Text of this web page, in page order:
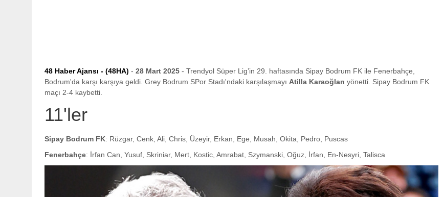
48 Haber Ajansı - (48HA) - 28 Mart 2025 - Trendyol Süper Lig’in 29. haftasında Sipay Bodrum FK ile Fenerbahçe,
Bodrum'da karşı karşıya geldi. Grey Bodrum SPor Stadı'ndaki karşılaşmayı Atilla Karaoğlan yönetti. Sipay Bodrum FK
maçı 2-4 kaybetti.
11'ler
Sipay Bodrum FK: Rüzgar, Cenk, Ali, Chris, Üzeyir, Erkan, Ege, Musah, Okita, Pedro, Puscas
Fenerbahçe: İrfan Can, Yusuf, Skriniar, Mert, Kostic, Amrabat, Szymanski, Oğuz, İrfan, En-Nesyri, Talisca